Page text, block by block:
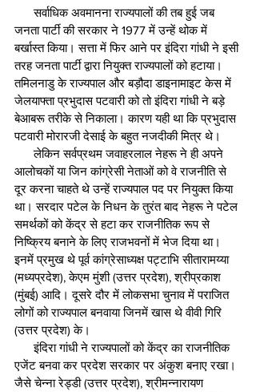
      सर्वाधिक अवमानना राज्यपालों की तब हुई जब
जनता पार्टी की सरकार ने 1977 में उन्हें थोक में
बर्खास्त किया। सत्ता में फिर आने पर इंदिरा गांधी ने इसी
तरह जनता पार्टी द्वारा नियुक्त राज्यपालों को हटाया।
तमिलनाडु के राज्यपाल और बड़ौदा डाइनामाइट केस में
जेलयाफ्ता प्रभुदास पटवारी को तो इंदिरा गांधी ने बड़े
बेआबरू तरीके से निकाला। कारण यही था कि प्रभुदास
पटवारी मोरारजी देसाई के बहुत नजदीकी मित्र थे।
      लेकिन सर्वप्रथम जवाहरलाल नेहरू ने ही अपने
आलोचकों या जिन कांग्रेसी नेताओं को वे राजनीति से
दूर करना चाहते थे उन्हें राज्यपाल पद पर नियुक्त किया
था। सरदार पटेल के निधन के तुरंत बाद नेहरू ने पटेल
समर्थकों को केंद्र से हटा कर राजनीतिक रूप से
निष्क्रिय बनाने के लिए राजभवनों में भेज दिया था।
इनमें प्रमुख थे पूर्व कांग्रेसाध्यक्ष पट्टाभि सीतारामय्या
(मध्यप्रदेश), केएम मुंशी (उत्तर प्रदेश), श्रीप्रकाश
(मुंबई) आदि। दूसरे दौर में लोकसभा चुनाव में पराजित
लोगों को राज्यपाल बनवाया जिनमें खास थे वीवी गिरि
(उत्तर प्रदेश) के।
      इंदिरा गांधी ने राज्यपालों को केंद्र का राजनीतिक
एजेंट बनवा कर प्रदेश सरकार पर अंकुश बनाए रखा।
जैसे चेन्ना रेड्डी (उत्तर प्रदेश), श्रीमन्नारायण